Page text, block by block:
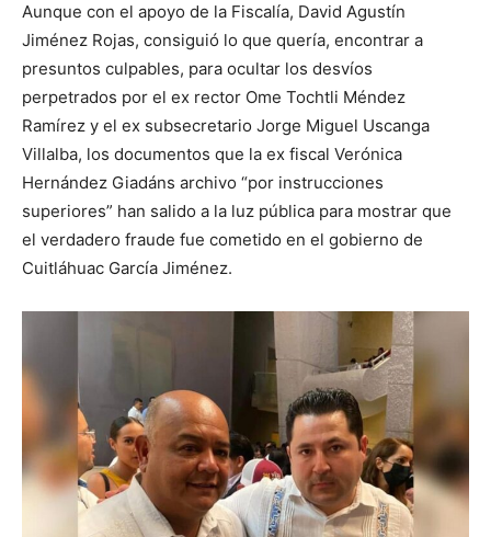
Aunque con el apoyo de la Fiscalía, David Agustín
Jiménez Rojas, consiguió lo que quería, encontrar a
presuntos culpables, para ocultar los desvíos
perpetrados por el ex rector Ome Tochtli Méndez
Ramírez y el ex subsecretario Jorge Miguel Uscanga
Villalba, los documentos que la ex fiscal Verónica
Hernández Giadáns archivo “por instrucciones
superiores” han salido a la luz pública para mostrar que
el verdadero fraude fue cometido en el gobierno de
Cuitláhuac García Jiménez.